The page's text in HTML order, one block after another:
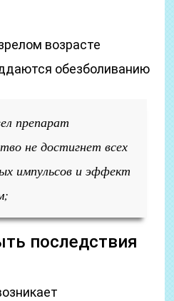
возрасте
обезболиванию
препарат
не достигнет всех
импульсов и эффект
последствия